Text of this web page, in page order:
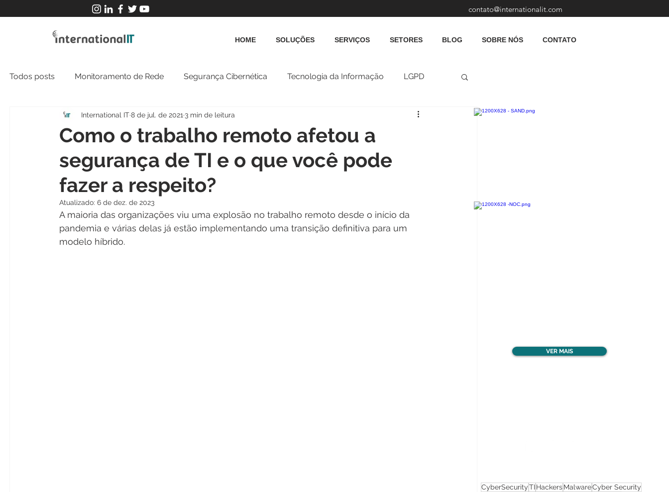
contato@internationalit.com
HOME SOLUÇÕES SERVIÇOS SETORES BLOG SOBRE NÓS CONTATO
Todos posts Monitoramento de Rede Segurança Cibernética Tecnologia da Informação LGPD
NOC Tecnologia Operacional
Como o trabalho remoto afetou a
segurança de TI e o que você pode
fazer a respeito?
International IT8 de jul. de 2021 3 min de leitura
Atualizado: 6 de dez. de 2023
A maioria das organizações viu uma explosão no trabalho remoto desde o início da
pandemia e várias delas já estão implementando uma transição definitiva para um
modelo híbrido.
CyberSecurityTI Hackers MalwareCyber Security
VER MAIS